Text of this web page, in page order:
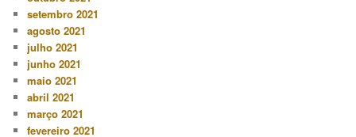
setembro 2021
agosto 2021
julho 2021
junho 2021
maio 2021
abril 2021
março 2021
fevereiro 2021